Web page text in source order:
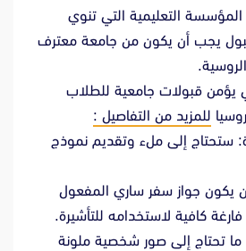
التعليمية التي تنوي
يجب أن يكون من جامعة معترف
يؤمن قبولات جامعية للطلاب
للمزيد من التفاصيل :
ستحتاج إلى ملء وتقديم نموذج
يكون جواز سفر ساري المفعول
كافية لاستخدامه للتأشيرة.
تحتاج إلى صور شخصية ملونة